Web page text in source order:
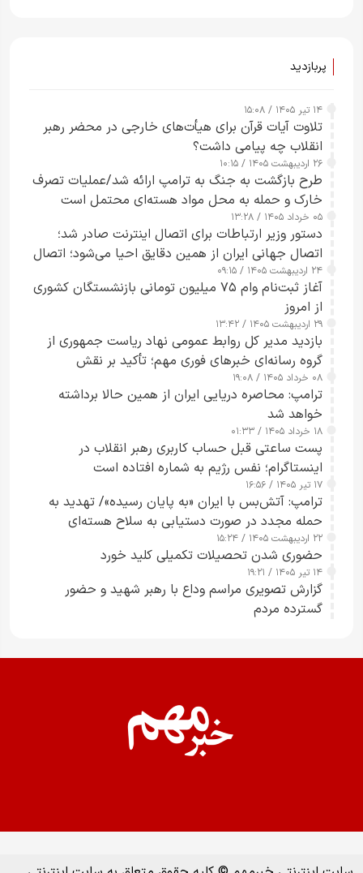
پربازدید
۱۴ تیر ۱۴۰۵ / ۱۵:۰۸
تلاوت آیات قرآن برای هیأت‌های خارجی در محضر رهبر
انقلاب چه پیامی داشت؟
۲۶ اردیبهشت ۱۴۰۵ / ۱۰:۱۵
طرح‌ بازگشت به جنگ به ترامپ ارائه شد/عملیات تصرف
خارک و حمله به محل مواد هسته‌ای محتمل است
۰۵ خرداد ۱۴۰۵ / ۱۳:۲۸
دستور وزیر ارتباطات برای اتصال اینترنت صادر شد؛
اتصال جهانی ایران از همین دقایق احیا می‌شود؛ اتصال
کامل مردم تا ۲۴ ساعت آینده
۲۴ اردیبهشت ۱۴۰۵ / ۰۹:۱۵
آغاز ثبت‌نام وام ۷۵ میلیون تومانی بازنشستگان کشوری
از امروز
۲۹ اردیبهشت ۱۴۰۵ / ۱۳:۴۲
بازدید مدیر کل روابط عمومی نهاد ریاست جمهوری از
گروه رسانه‌ای خبرهای فوری مهم؛ تأکید بر نقش
رسانه‌های هوشمند و مسئول در ارتقای آگاهی عمومی
۰۸ خرداد ۱۴۰۵ / ۱۹:۰۸
ترامپ: محاصره دریایی ایران از همین حالا برداشته
خواهد شد
۱۸ خرداد ۱۴۰۵ / ۰۱:۳۳
پست ساعتی قبل حساب کاربری رهبر انقلاب در
اینستاگرام؛ نفس رژیم به شماره افتاده است​
۱۷ تیر ۱۴۰۵ / ۱۶:۵۶
ترامپ: آتش‌بس با ایران «به پایان رسیده»/ تهدید به
حمله مجدد در صورت دستیابی به سلاح هسته‌ای
۲۲ اردیبهشت ۱۴۰۵ / ۱۵:۲۴
حضوری شدن تحصیلات تکمیلی کلید خورد
۱۴ تیر ۱۴۰۵ / ۱۹:۲۱
گزارش تصویری مراسم وداع با رهبر شهید و حضور
گسترده مردم